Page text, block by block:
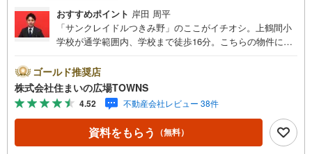
おすすめポイント 岸田 周平
「サンクレイドルつきみ野」のここがイチオシ。上鶴間小
学校が通学範囲内、学校まで徒歩16分。こちらの物件には
ホン付き。専有面積66.6平米で広々している物件です。住
み心地がしっかりと考えられた中古マンションです。オー
トロック設備は防犯性能が高く安心して生活ができます。
ゴールド推奨店
株式会社住まいの広場TOWNS
4.52 不動産会社レビュー 38件
資料をもらう （無料）